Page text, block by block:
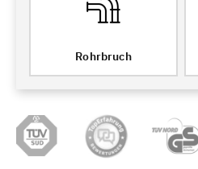
Rohrbruch